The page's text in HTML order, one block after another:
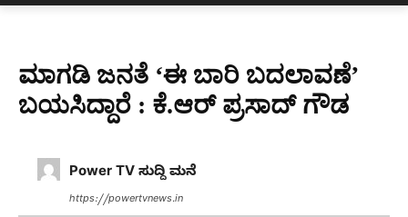
ಮಾಗಡಿ ಜನತೆ ‘ಈ ಬಾರಿ ಬದಲಾವಣೆ’
ಬಯಸಿದ್ದಾರೆ : ಕೆ.ಆರ್ ಪ್ರಸಾದ್ ಗೌಡ
Power TV ಸುದ್ದಿ ಮನೆ
https://powertvnews.in